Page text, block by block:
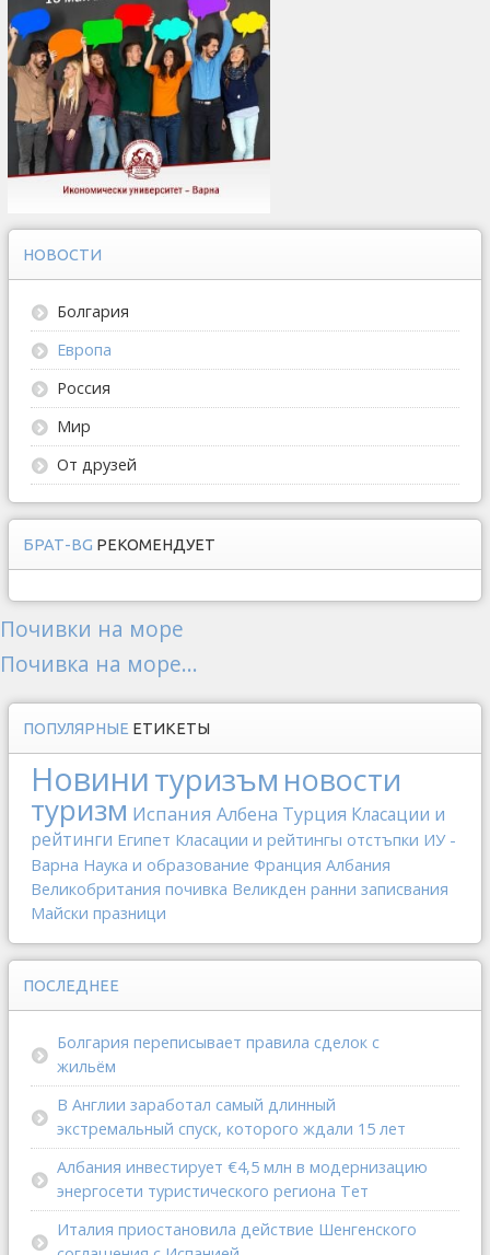
НОВОСТИ
Болгария
Европа
Россия
Мир
От друзей
БРАТ-BG РЕКОМЕНДУЕТ
Почивки на море
Почивка на море...
ПОПУЛЯРНЫЕ ЕТИКЕТЫ
Новинитуризъм новости
туризм Испания Албена Турция Класации и
рейтинги Египет Класации и рейтингы отстъпки ИУ -
Варна Наука и образование Франция Албания
Великобритания почивка Великден ранни записвания
Майски празници
ПОСЛЕДНЕЕ
Болгария переписывает правила сделок с
жильём
В Англии заработал самый длинный
экстремальный спуск, которого ждали 15 лет
Албания инвестирует €4,5 млн в модернизацию
энергосети туристического региона Тет
Италия приостановила действие Шенгенского